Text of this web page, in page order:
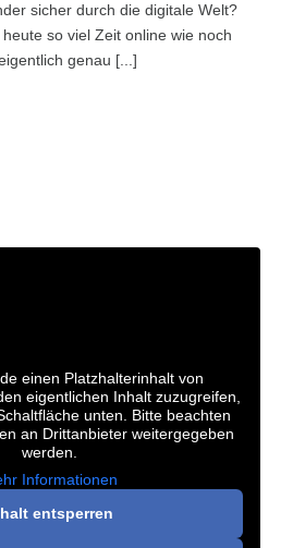
sicher durch die digitale Welt?
so viel Zeit online wie noch
genau [...]
einen Platzhalterinhalt von
eigentlichen Inhalt zuzugreifen,
unten. Bitte beachten
an Drittanbieter weitergegeben
werden.
Informationen
entsperren